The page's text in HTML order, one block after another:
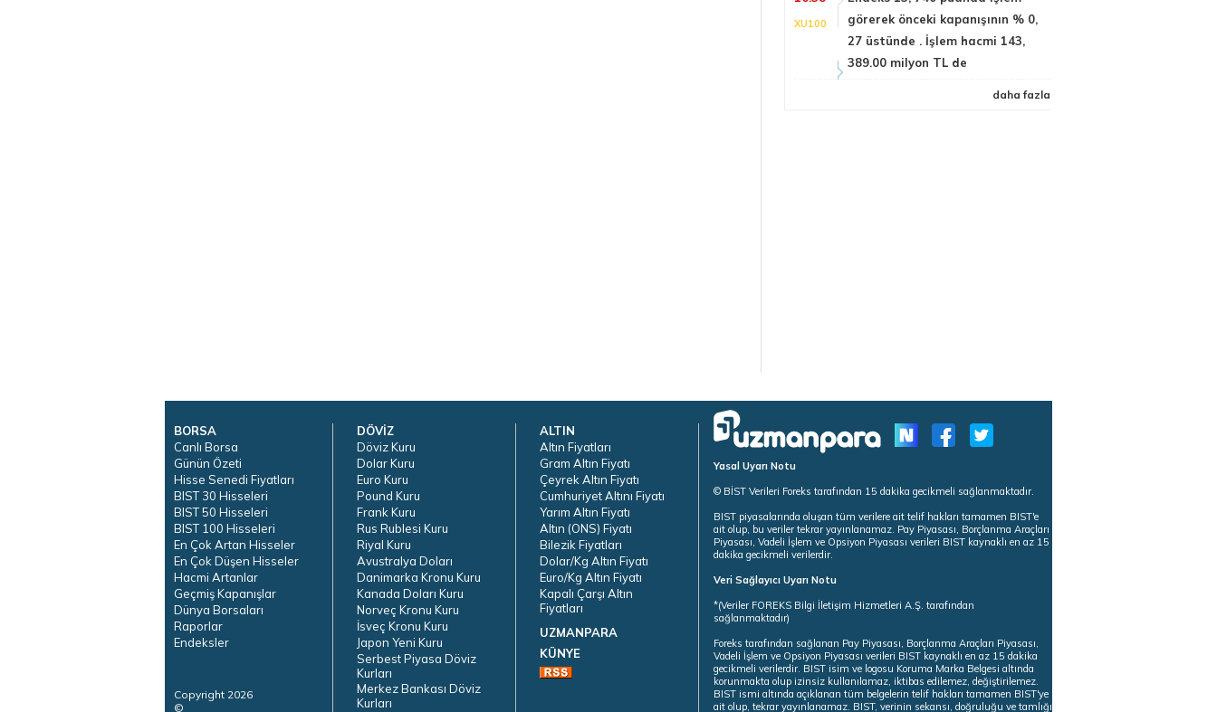
XU100
görerek önceki kapanışının % 0,
27 üstünde . İşlem hacmi 143,
389.00 milyon TL de
daha fazla
BORSA
Canlı Borsa
Günün Özeti
Hisse Senedi Fiyatları
BIST 30 Hisseleri
BIST 50 Hisseleri
BIST 100 Hisseleri
En Çok Artan Hisseler
En Çok Düşen Hisseler
Hacmi Artanlar
Geçmiş Kapanışlar
Dünya Borsaları
Raporlar
Endeksler
Copyright 2026
©
DÖVİZ
Döviz Kuru
Dolar Kuru
Euro Kuru
Pound Kuru
Frank Kuru
Rus Rublesi Kuru
Riyal Kuru
Avustralya Doları
Danimarka Kronu Kuru
Kanada Doları Kuru
Norveç Kronu Kuru
İsveç Kronu Kuru
Japon Yeni Kuru
Serbest Piyasa Döviz
Kurları
Merkez Bankası Döviz
Kurları
ALTIN
Altın Fiyatları
Gram Altın Fiyatı
Çeyrek Altın Fiyatı
Cumhuriyet Altını Fiyatı
Yarım Altın Fiyatı
Altın (ONS) Fiyatı
Bilezik Fiyatları
Dolar/Kg Altın Fiyatı
Euro/Kg Altın Fiyatı
Kapalı Çarşı Altın
Fiyatları
UZMANPARA
KÜNYE
Yasal Uyarı Notu
© BİST Verileri Foreks tarafından 15 dakika gecikmeli sağlanmaktadır.
BIST piyasalarında oluşan tüm verilere ait telif hakları tamamen BIST'e
ait olup, bu veriler tekrar yayınlanamaz. Pay Piyasası, Borçlanma Araçları
Piyasası, Vadeli İşlem ve Opsiyon Piyasası verileri BIST kaynaklı en az 15
dakika gecikmeli verilerdir.
Veri Sağlayıcı Uyarı Notu
*(Veriler FOREKS Bilgi İletişim Hizmetleri A.Ş. tarafından
sağlanmaktadır)
Foreks tarafından sağlanan Pay Piyasası, Borçlanma Araçları Piyasası,
Vadeli İşlem ve Opsiyon Piyasası verileri BIST kaynaklı en az 15 dakika
gecikmeli verilerdir. BIST isim ve logosu Koruma Marka Belgesi altında
korunmakta olup izinsiz kullanılamaz, iktibas edilemez, değiştirilemez.
BIST ismi altında açıklanan tüm belgelerin telif hakları tamamen BIST'ye
ait olup, tekrar yayınlanamaz. BIST, verinin sekansı, doğruluğu ve tamlığı